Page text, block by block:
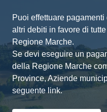
Puoi effettuare
altri debiti in favore di
Regione Marche.
Se devi eseguire un
della Regione Marche
Province, Aziende
seguente link.